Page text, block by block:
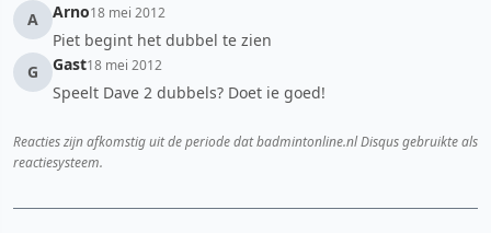
A Arno18 mei 2012
Piet begint het dubbel te zien
G
Gast18 mei 2012
Speelt Dave 2 dubbels? Doet ie goed!
Reacties zijn afkomstig uit de periode dat badmintonline.nl Disqus gebruikte als
reactiesysteem.